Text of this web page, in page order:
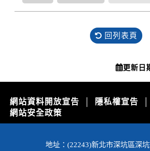
回列表頁
更新日
網站資料開放宣告 隱私權宣告
網站安全政策
地址：(22243)新北市深坑區深